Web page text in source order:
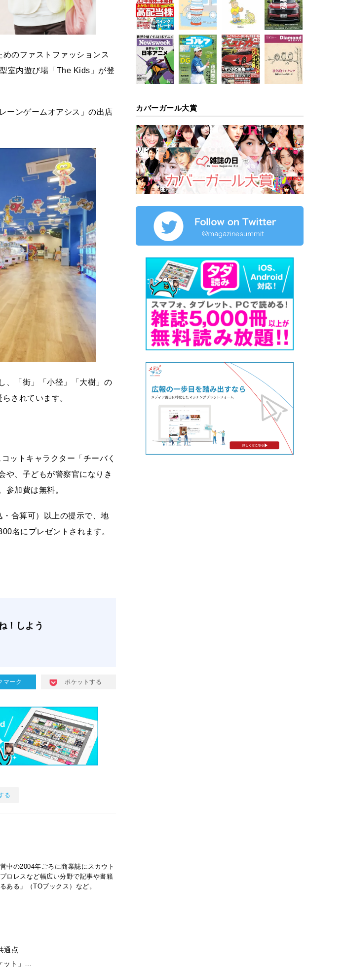
のファストファッションス
室内遊び場「The Kids」が登
ーンゲームオアシス」の出店
、「街」「小径」「大樹」の
されています。
ットキャラクター「チーバく
や、子どもが警察官になりき
参加費は無料。
合算可）以上の提示で、地
名にプレゼントされます。
！しよう
マーク ポケットする
る
中の2004年ごろに商業誌にスカウト
ロレスなど幅広い分野で記事や書籍
ある」（TOブックス）など。
通点
ット」…
カバーガール大賞